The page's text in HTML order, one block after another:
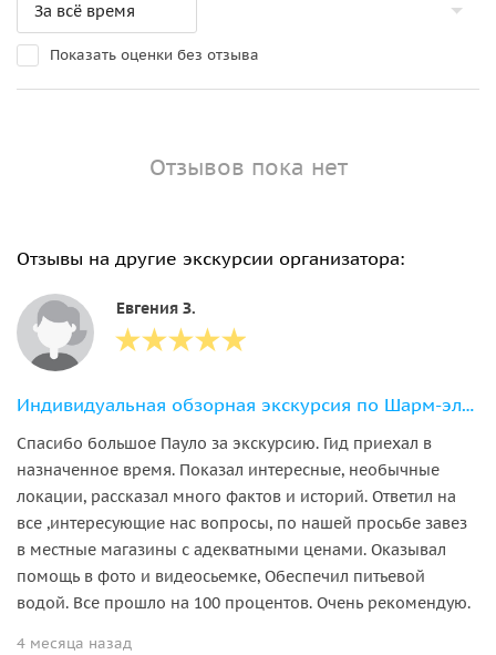
Показать оценки без отзыва
Отзывов пока нет
Отзывы на другие экскурсии организатора:
Евгения З.
Индивидуальная обзорная экскурсия по Шарм-эль-Шейху
Спасибо большое Пауло за экскурсию. Гид приехал в
назначенное время. Показал интересные, необычные
локации, рассказал много фактов и историй. Ответил на
все ,интересующие нас вопросы, по нашей просьбе завез
в местные магазины с адекватными ценами. Оказывал
помощь в фото и видеосьемке, Обеспечил питьевой
водой. Все прошло на 100 процентов. Очень рекомендую.
4 месяца назад